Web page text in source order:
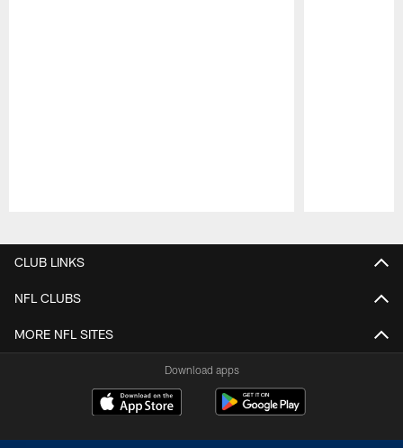
CLUB LINKS
NFL CLUBS
MORE NFL SITES
Download apps